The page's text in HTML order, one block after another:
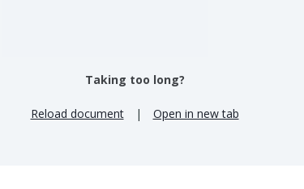
Taking too long?
Reload document | Open in new tab